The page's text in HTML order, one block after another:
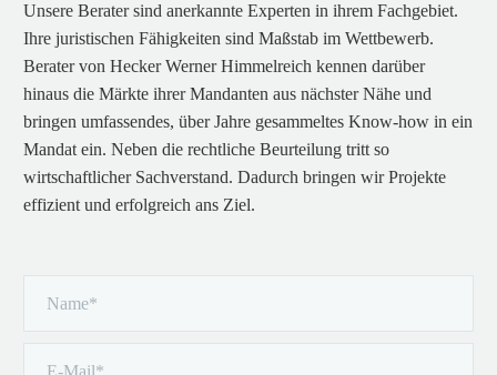
Unsere Berater sind anerkannte Experten in ihrem Fachgebiet.
Ihre juristischen Fähigkeiten sind Maßstab im Wettbewerb.
Berater von Hecker Werner Himmelreich kennen darüber
hinaus die Märkte ihrer Mandanten aus nächster Nähe und
bringen umfassendes, über Jahre gesammeltes Know-how in ein
Mandat ein. Neben die rechtliche Beurteilung tritt so
wirtschaftlicher Sachverstand. Dadurch bringen wir Projekte
effizient und erfolgreich ans Ziel.